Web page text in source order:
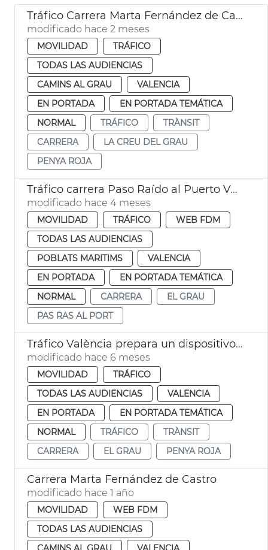
Tráfico Carrera Marta Fernández de Castro València
modificado hace 2 meses
MOVILIDAD
TRÁFICO
TODAS LAS AUDIENCIAS
CAMINS AL GRAU
VALENCIA
EN PORTADA
EN PORTADA TEMÁTICA
NORMAL
TRÁFICO
TRÀNSIT
CARRERA
LA CREU DEL GRAU
PENYA ROJA
Tráfico carrera Paso Raído al Puerto València
modificado hace 4 meses
MOVILIDAD TRÁFICO
WEB FDM
TODAS LAS AUDIENCIAS
POBLATS MARITIMS
VALENCIA
EN PORTADA
EN PORTADA TEMÁTICA
NORMAL
CARRERA
EL GRAU
PAS RAS AL PORT
Tráfico València prepara un dispositivo tráfico para la carrera Never Stop Running
modificado hace 6 meses
MOVILIDAD
TRÁFICO
TODAS LAS AUDIENCIAS
VALENCIA
EN PORTADA
EN PORTADA TEMÁTICA
NORMAL
TRÁFICO
TRÀNSIT
CARRERA
EL GRAU PENYA ROJA
Carrera Marta Fernández de Castro
modificado hace 1 año
MOVILIDAD
WEB FDM
TODAS LAS AUDIENCIAS